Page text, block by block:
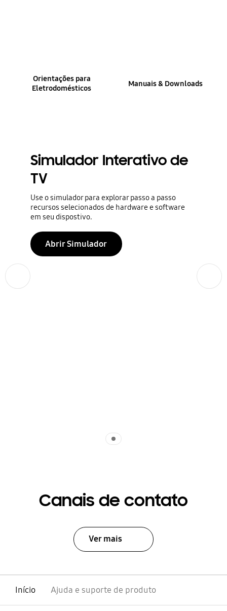
Orientações para
Eletrodomésticos
Manuais & Downloads
Simulador Interativo de
TV
Use o simulador para explorar passo a passo
recursos selecionados de hardware e software
em seu dispostivo.
Abrir Simulador
Canais de contato
Ver mais
Início Ajuda e suporte de produto